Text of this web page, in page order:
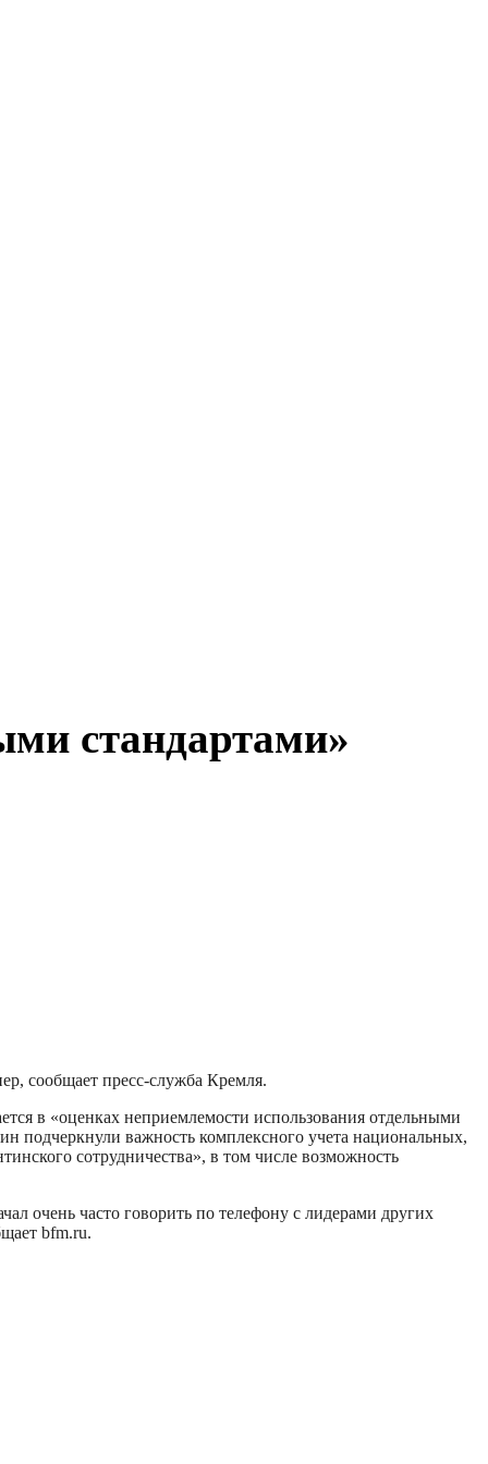
стандартами»
сообщает пресс-служба Кремля.
в «оценках неприемлемости использования отдельными
важность комплексного учета национальных,
сотрудничества», в том числе возможность
очень часто говорить по телефону с лидерами других
bfm.ru.